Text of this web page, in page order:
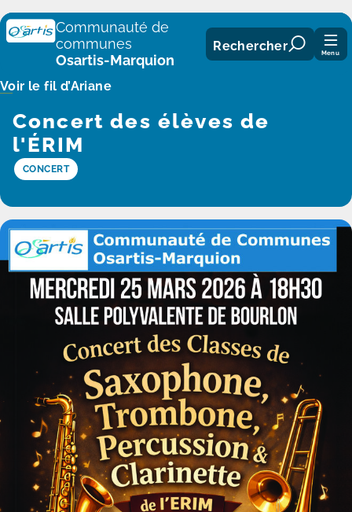
Panneau de gestion des cookies
Communauté de
communes
Osartis-Marquion
Rechercher Menu
Voir le fil d’Ariane
Concert des élèves de
l'ÉRIM
CONCERT